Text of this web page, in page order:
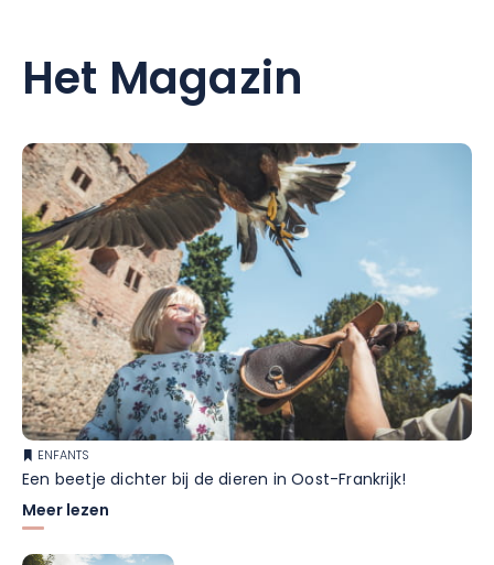
Het Magazin
ENFANTS
Een beetje dichter bij de dieren in Oost-Frankrijk!
Meer lezen